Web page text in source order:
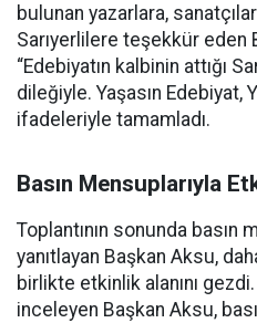
bulunan yazarlara,
Sarıyerlilere teşekkür eden
“Edebiyatın kalbinin attığı
dileğiyle. Yaşasın Edebiyat,
ifadeleriyle tamamladı.
Basın Mensuplarıyla
Toplantının sonunda basın
yanıtlayan Başkan Aksu,
birlikte etkinlik alanını gezdi.
inceleyen Başkan Aksu,